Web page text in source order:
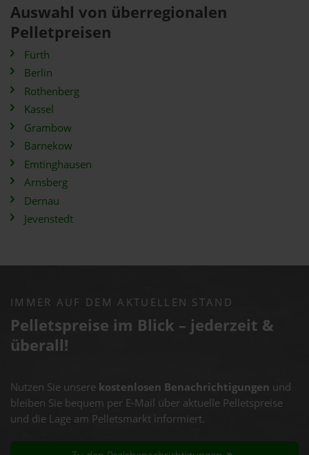
Auswahl von überregionalen
Pelletpreisen
Fürth
Berlin
Rothenberg
Kassel
Grambow
Barnekow
Emtinghausen
Arnsberg
Dernau
Jevenstedt
IMMER AUF DEM AKTUELLEN STAND
Pelletspreise im Blick – jederzeit &
überall!
Nutzen Sie unsere kostenlosen Benachrichtigungen und
bleiben Sie bequem per E-Mail über aktuelle Pelletspreise
und die Lage am Pelletsmarkt informiert.